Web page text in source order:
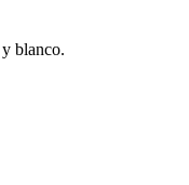
blanco.